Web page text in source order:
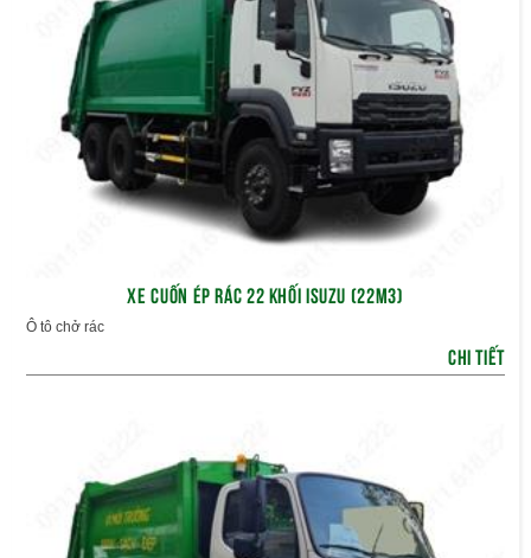
XE CUỐN ÉP RÁC 22 KHỐI ISUZU (22M3)
Ô tô chở rác
CHI TIẾT